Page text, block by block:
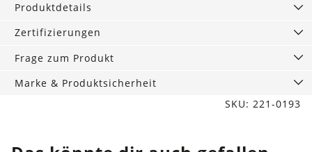
great
again
Produktdetails
Zertifizierungen
Frage zum Produkt
Marke & Produktsicherheit
SKU: 221-0193